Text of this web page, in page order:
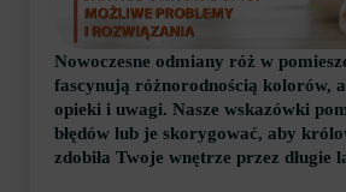
Nowoczesne odmiany róż w
fascynują różnorodnością kolorów,
opieki i uwagi. Nasze wskazówki
błędów lub je skorygować, aby
zdobiła Twoje wnętrze przez długie